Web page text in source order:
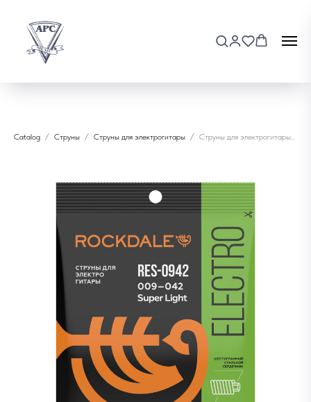
Catalog Струны Струны для электрогитары Струны для электрогитары Rockdale RES-0942